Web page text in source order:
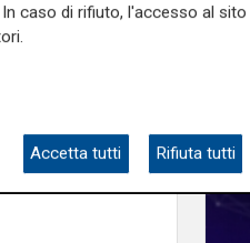
seguiteci sul
Facebook.
caso di rifiuto, l'accesso al
Accetta tutti Rifiuta tutti